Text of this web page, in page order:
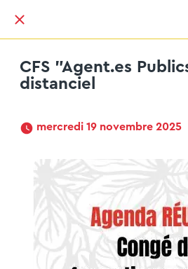
CFS "Agent.es
distanciel
mercredi 19 novembre 2025